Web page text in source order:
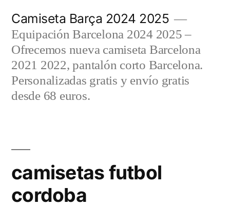
contenido
Camiseta Barça 2024 2025
Equipación Barcelona 2024 2025 –
Ofrecemos nueva camiseta Barcelona
2021 2022, pantalón corto Barcelona.
Personalizadas gratis y envío gratis
desde 68 euros.
camisetas futbol
cordoba